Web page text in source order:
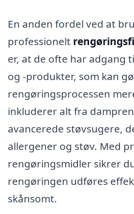
En anden fordel ved at
professionelt
er, at de ofte har adgang
og -produkter, som kan
rengøringsprocessen
inkluderer alt fra
avancerede støvsugere,
allergener og støv. Med
rengøringsmidler sikrer
rengøringen udføres
skånsomt.